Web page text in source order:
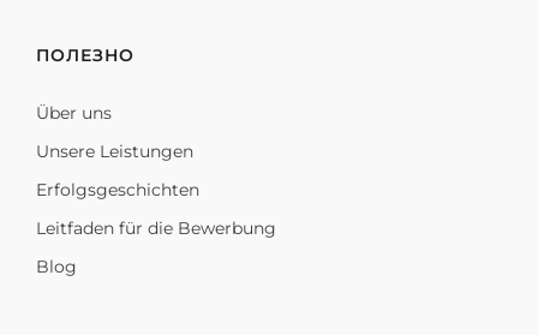
ПОЛЕЗНО
Über uns
Unsere Leistungen
Erfolgsgeschichten
Leitfaden für die Bewerbung
Blog